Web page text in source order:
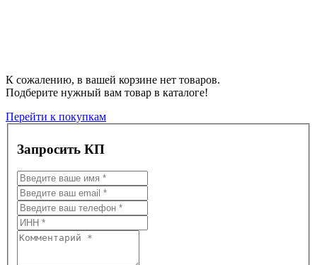
К сожалению, в вашей корзине нет товаров.
Подберите нужный вам товар в каталоге!
Перейти к покупкам
Запросить КП